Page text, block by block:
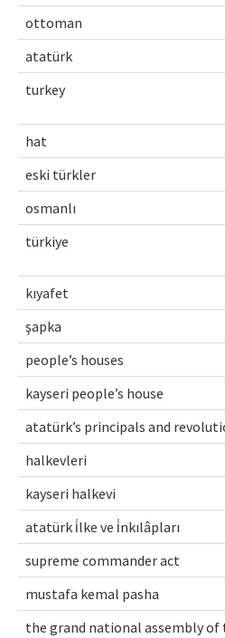
ottoman
atatürk
turkey
hat
eski türkler
osmanlı
türkiye
kıyafet
şapka
people’s houses
kayseri people’s house
atatürk’s principals and
halkevleri
kayseri halkevi
atatürk i̇lke ve i̇nkılâpları
supreme commander act
mustafa kemal pasha
the grand national assembly of